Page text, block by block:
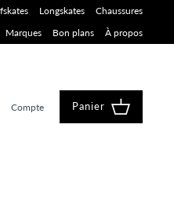
Longskates
Chaussures
Marques Bon plans À propos
Compte Panier